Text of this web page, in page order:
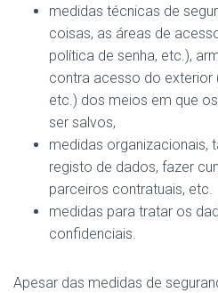
medidas técnicas de
coisas, as áreas de
política de senha, etc.),
contra acesso do exterior
etc.) dos meios em que
ser salvos,
medidas organizacionais,
registo de dados, fazer
parceiros contratuais, etc.
medidas para tratar os
confidenciais.
Apesar das medidas de